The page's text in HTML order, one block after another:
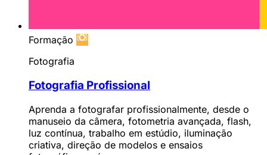
Formação
Fotografia
Fotografia Profissional
Aprenda a fotografar profissionalmente, desde o
manuseio da câmera, fotometria avançada, flash,
luz contínua, trabalho em estúdio, iluminação
criativa, direção de modelos e ensaios